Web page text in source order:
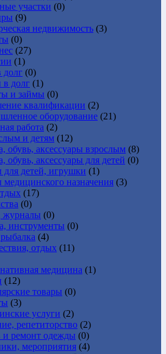
участки (0)
(9)
недвижимость (3)
(0)
(27)
(1)
долг (0)
в долг (1)
и займы (0)
квалификации (2)
оборудование (21)
работа (2)
и детям (12)
обувь, аксессуары взрослым (8)
обувь, аксессуары для детей (0)
для детей, игрушки (1)
медицинского назначения (3)
(17)
(0)
журналы (0)
инструменты (0)
(4)
отдых (11)
медицина (1)
(12)
товары (0)
(3)
услуги (2)
репетиторство (2)
ремонт одежды (0)
мероприятия (4)